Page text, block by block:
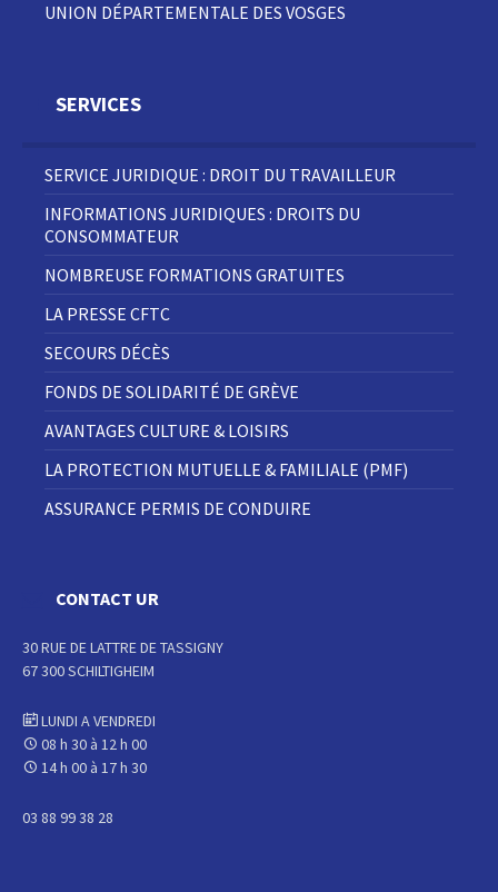
UNION DÉPARTEMENTALE DES VOSGES
SERVICES
SERVICE JURIDIQUE : DROIT DU TRAVAILLEUR
INFORMATIONS JURIDIQUES : DROITS DU
CONSOMMATEUR
NOMBREUSE FORMATIONS GRATUITES
LA PRESSE CFTC
SECOURS DÉCÈS
FONDS DE SOLIDARITÉ DE GRÈVE
AVANTAGES CULTURE & LOISIRS
LA PROTECTION MUTUELLE & FAMILIALE (PMF)
ASSURANCE PERMIS DE CONDUIRE
CONTACT UR
30 RUE DE LATTRE DE TASSIGNY
67 300 SCHILTIGHEIM
LUNDI A VENDREDI
08 h 30 à 12 h 00
14 h 00 à 17 h 30
03 88 99 38 28